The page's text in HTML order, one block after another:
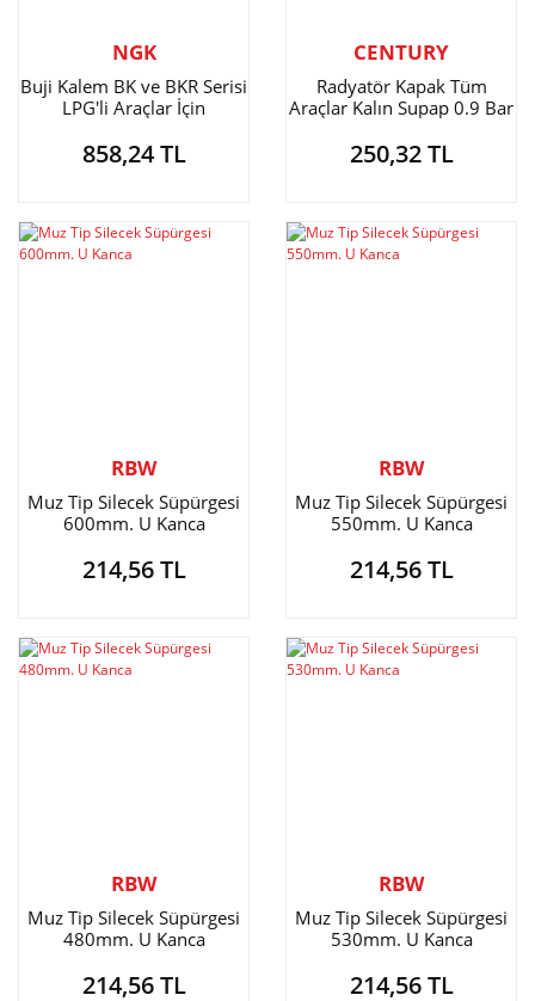
NGK
Buji Kalem BK ve BKR Serisi
LPG'li Araçlar İçin
858,24 TL
CENTURY
Radyatör Kapak Tüm
Araçlar Kalın Supap 0.9 Bar
250,32 TL
RBW
Muz Tip Silecek Süpürgesi
600mm. U Kanca
214,56 TL
RBW
Muz Tip Silecek Süpürgesi
550mm. U Kanca
214,56 TL
RBW
Muz Tip Silecek Süpürgesi
480mm. U Kanca
214,56 TL
RBW
Muz Tip Silecek Süpürgesi
530mm. U Kanca
214,56 TL